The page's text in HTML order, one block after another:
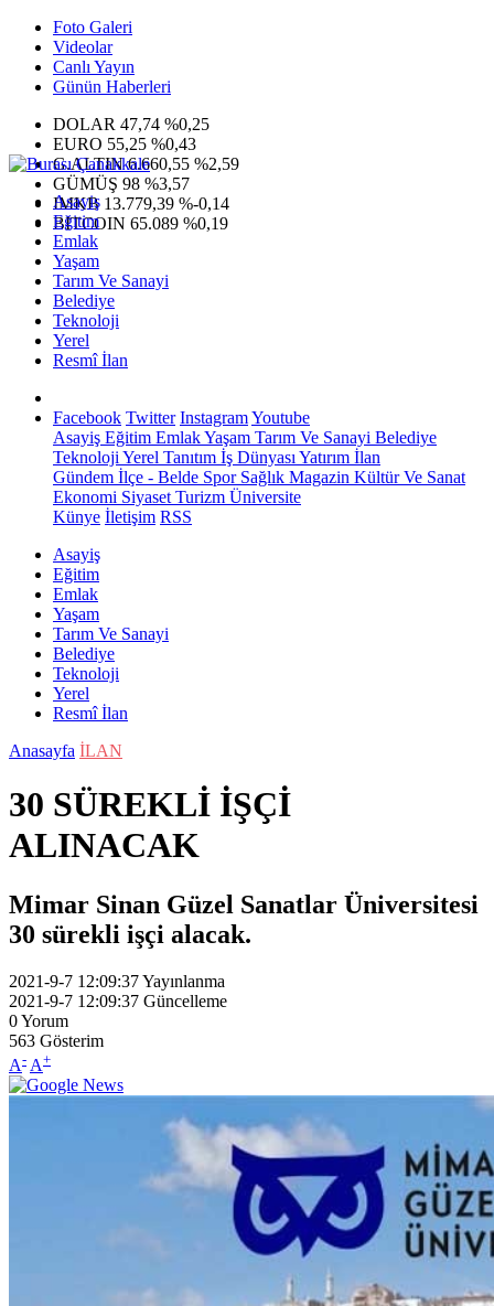
Foto Galeri
Videolar
Canlı Yayın
Günün Haberleri
DOLAR 47,74 %0,25
EURO 55,25 %0,43
G.ALTIN6.660,55 %2,59
GÜMÜŞ 98 %3,57
IMKB 13.779,39 %-0,14
BITCOIN 65.089 %0,19
Asayiş
Eğitim
Emlak
Yaşam
Tarım Ve Sanayi
Belediye
Teknoloji
Yerel
Resmî İlan
Facebook Twitter InstagramYoutube
Asayiş Eğitim EmlakYaşam Tarım Ve Sanayi Belediye
Teknoloji Yerel Tanıtım İş Dünyası Yatırım İlan
Gündem İlçe - Belde SporSağlık Magazin Kültür Ve Sanat
Ekonomi Siyaset Turizm Üniversite
Künye İletişim RSS
Asayiş
Eğitim
Emlak
Yaşam
Tarım Ve Sanayi
Belediye
Teknoloji
Yerel
Resmî İlan
Anasayfa İLAN
30 SÜREKLİ İŞÇİ
ALINACAK
Mimar Sinan Güzel Sanatlar Üniversitesi
30 sürekli işçi alacak.
2021-9-7 12:09:37Yayınlanma
2021-9-7 12:09:37 Güncelleme
0Yorum
563 Gösterim
A- A+